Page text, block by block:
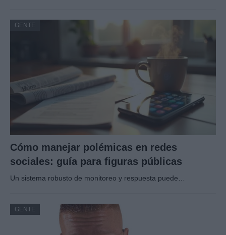
GENTE
Cómo manejar polémicas en redes
sociales: guía para figuras públicas
Un sistema robusto de monitoreo y respuesta puede…
GENTE